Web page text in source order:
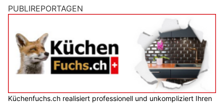
PUBLIREPORTAGEN
Küchenfuchs.ch realisiert professionell und unkompliziert Ihren